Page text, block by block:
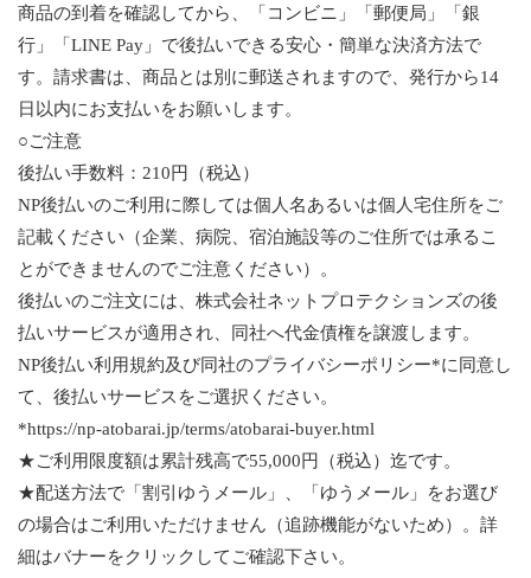
商品の到着を確認してから、「コンビニ」「郵便局」「銀
行」「LINE Pay」で後払いできる安心・簡単な決済方法で
す。請求書は、商品とは別に郵送されますので、発行から14
日以内にお支払いをお願いします。
○ご注意
後払い手数料：210円（税込）
NP後払いのご利用に際しては個人名あるいは個人宅住所をご
記載ください（企業、病院、宿泊施設等のご住所では承るこ
とができませんのでご注意ください）。
後払いのご注文には、株式会社ネットプロテクションズの後
払いサービスが適用され、同社へ代金債権を譲渡します。
NP後払い利用規約及び同社のプライバシーポリシー*に同意し
て、後払いサービスをご選択ください。
*https://np-atobarai.jp/terms/atobarai-buyer.html
★ご利用限度額は累計残高で55,000円（税込）迄です。
★配送方法で「割引ゆうメール」、「ゆうメール」をお選び
の場合はご利用いただけません（追跡機能がないため）。詳
細はバナーをクリックしてご確認下さい。